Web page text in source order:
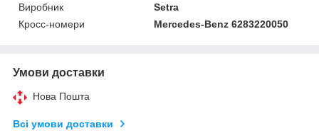
Виробник
Setra
Кросс-номери
Mercedes-Benz 6283220050
Умови доставки
Нова Пошта
Всі умови доставки